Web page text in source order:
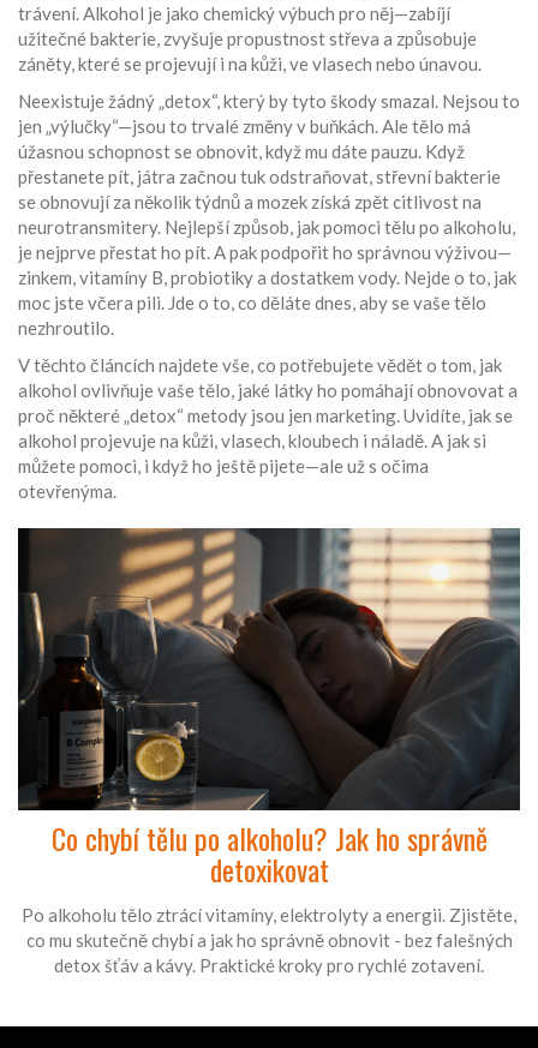
trávení.Alkohol je jako chemický výbuch pro něj—zabíjí
užitečné bakterie, zvyšuje propustnost střeva a způsobuje
záněty, které se projevují i na kůži, ve vlasech nebo únavou.
Neexistuje žádný „detox“, který by tyto škody smazal. Nejsou to
jen „výlučky“—jsou to trvalé změny v buňkách. Ale tělo má
úžasnou schopnost se obnovit, když mu dáte pauzu. Když
přestanete pít, játra začnou tuk odstraňovat, střevní bakterie
se obnovují za několik týdnů a mozek získá zpět citlivost na
neurotransmitery. Nejlepší způsob, jak pomoci tělu po alkoholu,
je nejprve přestat ho pít. A pak podpořit ho správnou výživou—
zinkem, vitamíny B, probiotiky a dostatkem vody. Nejde o to, jak
moc jste včera pili. Jde o to, co děláte dnes, aby se vaše tělo
nezhroutilo.
V těchto článcích najdete vše, co potřebujete vědět o tom, jak
alkohol ovlivňuje vaše tělo, jaké látky ho pomáhají obnovovat a
proč některé „detox“ metody jsou jen marketing. Uvidíte, jak se
alkohol projevuje na kůži, vlasech, kloubech i náladě. A jak si
můžete pomoci, i když ho ještě pijete—ale už s očima
otevřenýma.
Co chybí tělu po alkoholu? Jak ho správně
detoxikovat
Po alkoholu tělo ztrácí vitamíny, elektrolyty a energii. Zjistěte,
co mu skutečně chybí a jak ho správně obnovit - bez falešných
detox šťáv a kávy. Praktické kroky pro rychlé zotavení.